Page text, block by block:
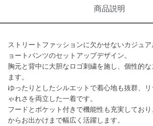
商品説明
ストリートファッションに欠かせないカジュ
ョートパンツのセットアップデザイン。
胸元と背中に大胆なロゴ刺繍を施し、個性的
ます。
ゆったりとしたシルエットで着心地も抜群、
ゃれさを両立した一着です。
フードとポケット付きで機能性も充実してお
からお出かけまで幅広く活躍します。